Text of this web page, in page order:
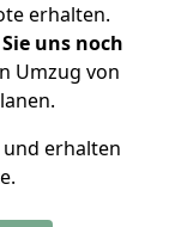
erhalten.
uns noch
Umzug von
und erhalten